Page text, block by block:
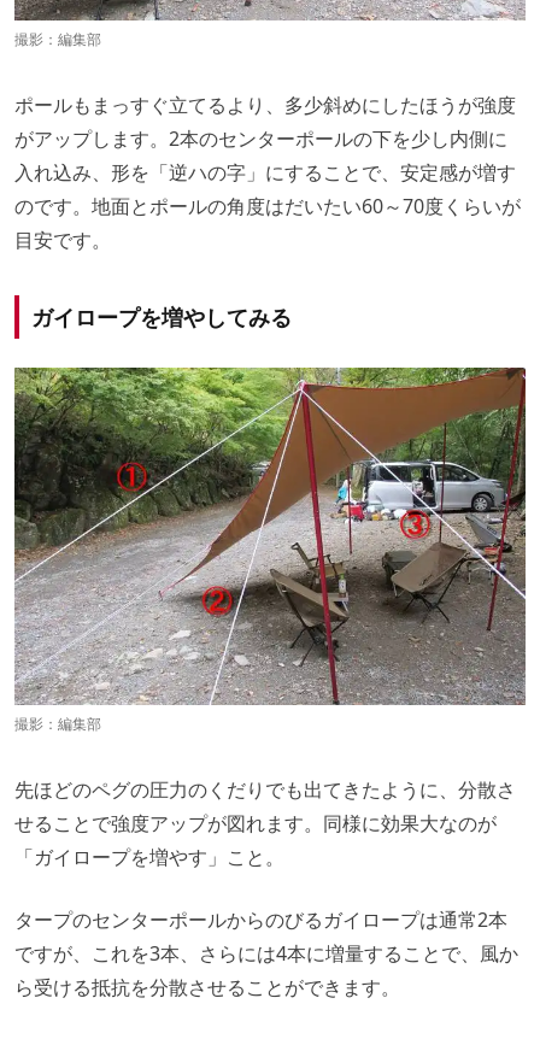
撮影：編集部
ポールもまっすぐ立てるより、多少斜めにしたほうが強度
がアップします。2本のセンターポールの下を少し内側に
入れ込み、形を「逆ハの字」にすることで、安定感が増す
のです。地面とポールの角度はだいたい60～70度くらいが
目安です。
ガイロープを増やしてみる
撮影：編集部
先ほどのペグの圧力のくだりでも出てきたように、分散さ
せることで強度アップが図れます。同様に効果大なのが
「ガイロープを増やす」こと。
タープのセンターポールからのびるガイロープは通常2本
ですが、これを3本、さらには4本に増量することで、風か
ら受ける抵抗を分散させることができます。